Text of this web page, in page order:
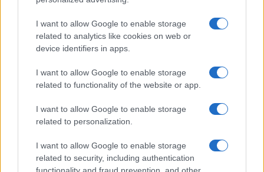
I want to allow Google to enable storage
related to analytics like cookies on web or
device identifiers in apps.
I want to allow Google to enable storage
related to functionality of the website or app.
I want to allow Google to enable storage
related to personalization.
I want to allow Google to enable storage
related to security, including authentication